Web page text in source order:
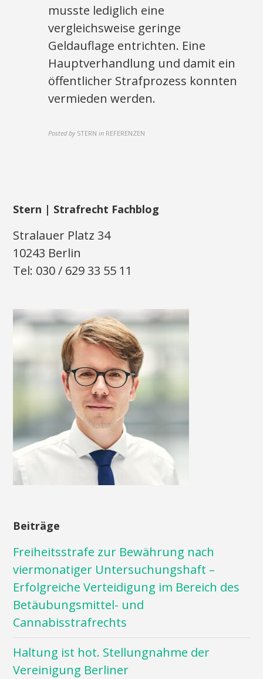
musste lediglich eine
vergleichsweise geringe
Geldauflage entrichten. Eine
Hauptverhandlung und damit ein
öffentlicher Strafprozess konnten
vermieden werden.
Posted by STERN in REFERENZEN
Stern | Strafrecht Fachblog
Stralauer Platz 34
10243 Berlin
Tel: 030 / 629 33 55 11
Beiträge
Freiheitsstrafe zur Bewährung nach
viermonatiger Untersuchungshaft –
Erfolgreiche Verteidigung im Bereich des
Betäubungsmittel- und
Cannabisstrafrechts
Haltung ist hot. Stellungnahme der
Vereinigung Berliner